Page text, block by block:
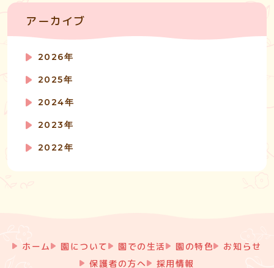
アーカイブ
2026年
2025年
2024年
2023年
2022年
ホーム 園について 園での生活 園の特色
お知らせ
保護者の方へ
採用情報